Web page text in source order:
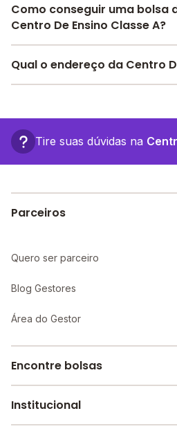
ensino da instituição.
A escola recebeu avaliação de
da comunidade,5.0em
desenvolvimento
O Centro De Ensino Classe A
necessária para o conforto e
Coberta, Biblioteca,
ciências, Sala de professores,
Como conseguir uma bolsa
Centro De Ensino Classe A?
Pesquise bolsas disponíveis
Qual o endereço da Centro
gomes, 1135 - Porto Velho -
Tire suas dúvidas na
Parceiros
Quero ser parceiro
Blog Gestores
Área do Gestor
Encontre bolsas
Melhores escolas de São Paulo
Institucional